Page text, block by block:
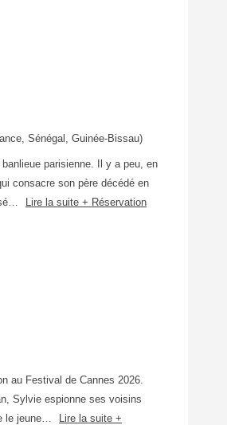
Sénégal, Guinée-Bissau)
parisienne. Il y a peu, en
consacre son père décédé en
Lire la suite + Réservation
au Festival de Cannes 2026.
Sylvie espionne ses voisins
le jeune…
Lire la suite +